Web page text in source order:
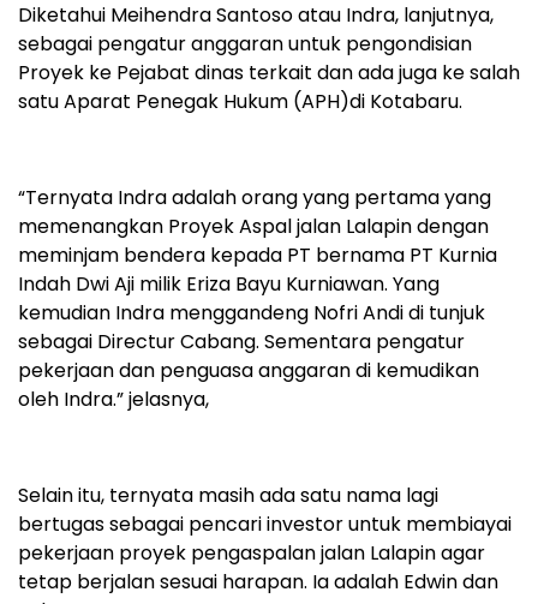
Diketahui Meihendra Santoso atau Indra, lanjutnya,
sebagai pengatur anggaran untuk pengondisian
Proyek ke Pejabat dinas terkait dan ada juga ke salah
satu Aparat Penegak Hukum (APH)di Kotabaru.
“Ternyata Indra adalah orang yang pertama yang
memenangkan Proyek Aspal jalan Lalapin dengan
meminjam bendera kepada PT bernama PT Kurnia
Indah Dwi Aji milik Eriza Bayu Kurniawan. Yang
kemudian Indra menggandeng Nofri Andi di tunjuk
sebagai Directur Cabang. Sementara pengatur
pekerjaan dan penguasa anggaran di kemudikan
oleh Indra.” jelasnya,
Selain itu, ternyata masih ada satu nama lagi
bertugas sebagai pencari investor untuk membiayai
pekerjaan proyek pengaspalan jalan Lalapin agar
tetap berjalan sesuai harapan. Ia adalah Edwin dan